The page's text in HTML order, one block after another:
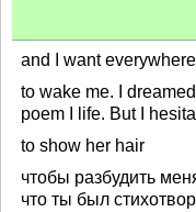
and I want
to wake me. I
poem I life. But I
to show her hair
чтобы разбудить
что ты был